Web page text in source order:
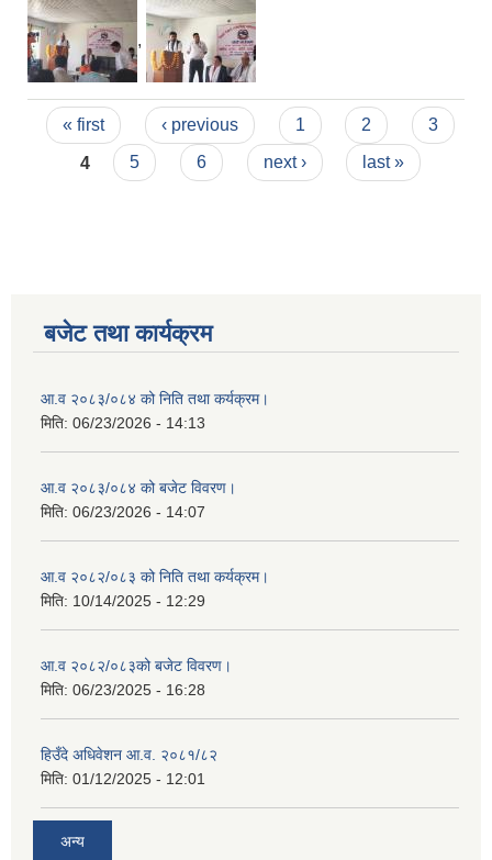
,
Pages
« first ‹ previous 1 2
3
4
5 6 next › last »
बजेट तथा कार्यक्रम
आ.व २०८३/०८४ को निति तथा कर्यक्रम।
मिति: 06/23/2026 - 14:13
आ.व २०८३/०८४ को बजेट विवरण।
मिति: 06/23/2026 - 14:07
आ.व २०८२/०८३ को निति तथा कर्यक्रम।
मिति: 10/14/2025 - 12:29
आ.व २०८२/०८३को बजेट विवरण।
मिति: 06/23/2025 - 16:28
हिउँदे अधिवेशन आ.व. २०८१/८२
मिति: 01/12/2025 - 12:01
अन्य